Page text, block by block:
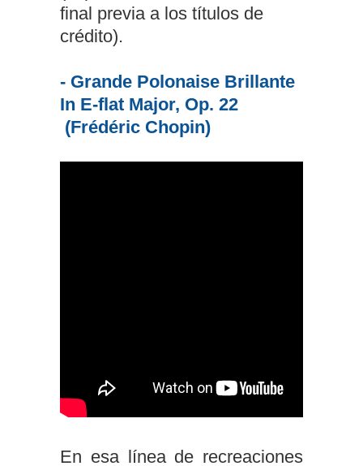
final previa a los títulos de
crédito).
- Grande Polonaise Brillante
In E-flat Major, Op. 22
(Frédéric Chopin)
En esa línea de recreaciones